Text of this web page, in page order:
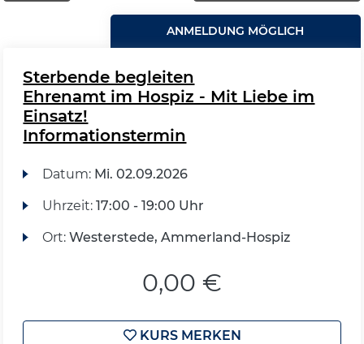
ANMELDUNG MÖGLICH
Sterbende begleiten
Ehrenamt im Hospiz - Mit Liebe im
Einsatz!
Informationstermin
Datum: Mi. 02.09.2026
Uhrzeit: 17:00 - 19:00 Uhr
Ort: Westerstede, Ammerland-Hospiz
0,00 €
KURS MERKEN